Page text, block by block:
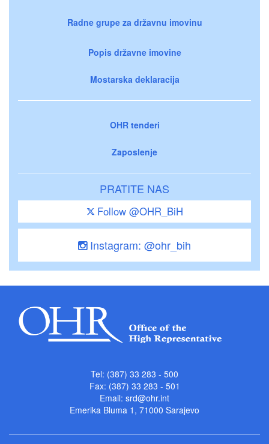
Radne grupe za državnu imovinu
Popis državne imovine
Mostarska deklaracija
OHR tenderi
Zaposlenje
PRATITE NAS
Follow @OHR_BiH
Instagram: @ohr_bih
Tel: (387) 33 283 - 500
Fax: (387) 33 283 - 501
Email: srd@ohr.int
Emerika Bluma 1, 71000 Sarajevo